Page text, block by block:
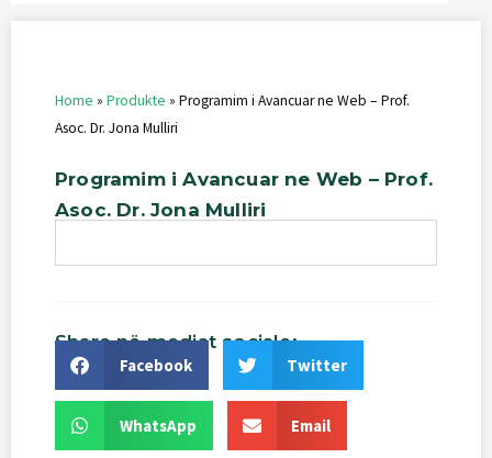
Home » Produkte » Programim i Avancuar ne Web – Prof.
Asoc. Dr. Jona Mulliri
Programim i Avancuar ne Web – Prof.
Asoc. Dr. Jona Mulliri
Share në mediat sociale:
Facebook Twitter
WhatsApp Email